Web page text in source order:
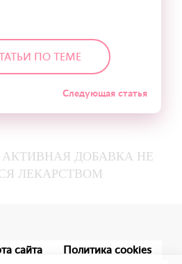
ПО ТЕМЕ
Следующая статья
ДОБАВКА НЕ
ЛЕКАРСТВОМ
сайта
Политика cookies